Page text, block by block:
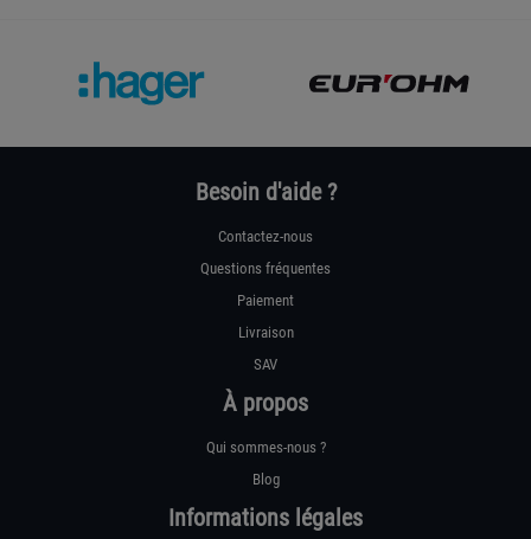
Besoin d'aide ?
Contactez-nous
Questions fréquentes
Paiement
Livraison
SAV
À propos
Qui sommes-nous ?
Blog
Informations légales